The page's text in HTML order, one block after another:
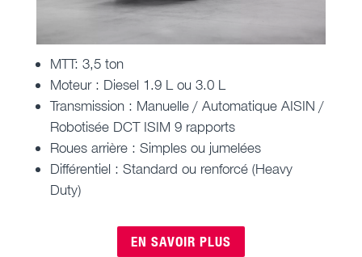
MTT: 3,5 ton
Moteur : Diesel 1.9 L ou 3.0 L
Transmission : Manuelle / Automatique AISIN /
Robotisée DCT ISIM 9 rapports
Roues arrière : Simples ou jumelées
Différentiel : Standard ou renforcé (Heavy
Duty)
EN SAVOIR PLUS